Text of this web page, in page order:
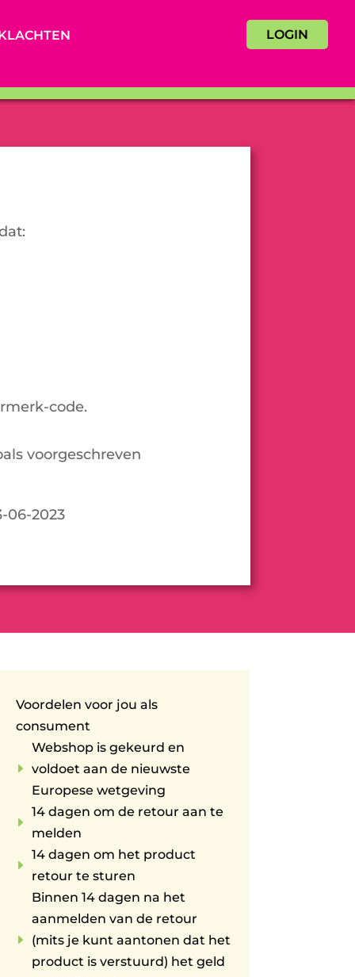
LOGIN
code.
voorgeschreven
06-2023
Voordelen voor jou als
consument
E
Webshop is gekeurd en
voldoet aan de nieuwste
Europese wetgeving
E
14 dagen om de retour aan te
melden
E
14 dagen om het product
retour te sturen
E
Binnen 14 dagen na het
aanmelden van de retour
(mits je kunt aantonen dat het
product is verstuurd) het geld